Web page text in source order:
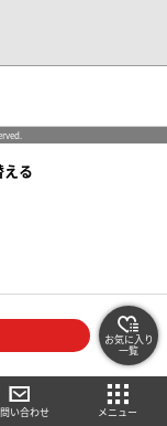
る
い合わせ メニュー
お気に入り
一覧